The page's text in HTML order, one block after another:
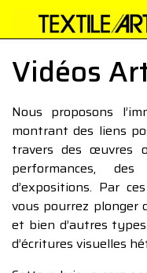
Vidéos
Nous proposons
montrant des liens
travers des œuvres
performances,
d’expositions. Par
vous pourrez plonger
et bien d’autres
d’écritures visuelles